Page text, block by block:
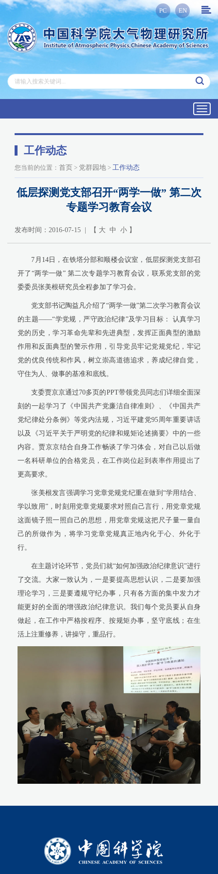
PC EN
工作动态
您当前的位置： 首页 > 党群园地 > 工作动态
低层探测党支部召开“两学一做” 第二次
专题学习教育会议
发布时间：2016-07-15 | 【 大 中 小 】
7月14日，在铁塔分部和顺楼会议室，低层探测党支部召
开了“两学一做” 第二次专题学习教育会议，联系党支部的党
委委员张美根研究员全程参加了学习会。
党支部书记陶益凡介绍了“两学一做”第二次学习教育会议
的主题——“学党规，严守政治纪律”及学习目标： 认真学习
党的历史，学习革命先辈和先进典型，发挥正面典型的激励
作用和反面典型的警示作用，引导党员牢记党规党纪，牢记
党的优良传统和作风，树立崇高道德追求，养成纪律自觉，
守住为人、做事的基准和底线。
支委贾京京通过70多页的PPT带领党员同志们详细全面深
刻的一起学习了《中国共产党廉洁自律准则》、《中国共产
党纪律处分条例》等党内法规，习近平建党95周年重要讲话
以及《习近平关于严明党的纪律和规矩论述摘要》中的一些
内容。贾京京结合自身工作畅谈了学习体会，对自己以后做
一名科研单位的合格党员，在工作岗位起到表率作用提出了
更高要求。
张美根发言强调学习党章党规党纪重在做到“学用结合、
学以致用”，时刻用党章党规要求对照自己言行，用党章党规
这面镜子照一照自己的思想，用党章党规这把尺子量一量自
己的所做作为，将学习党章党规真正地内化于心、外化于
行。
在主题讨论环节，党员们就“如何加强政治纪律意识”进行
了交流。大家一致认为，一是要提高思想认识，二是要加强
理论学习，三是要遵规守纪办事，只有各方面的集中发力才
能更好的全面的增强政治纪律意识。我们每个党员要从自身
做起，在工作中严格按程序、按规矩办事，坚守底线；在生
活上注重修养，讲操守，重品行。